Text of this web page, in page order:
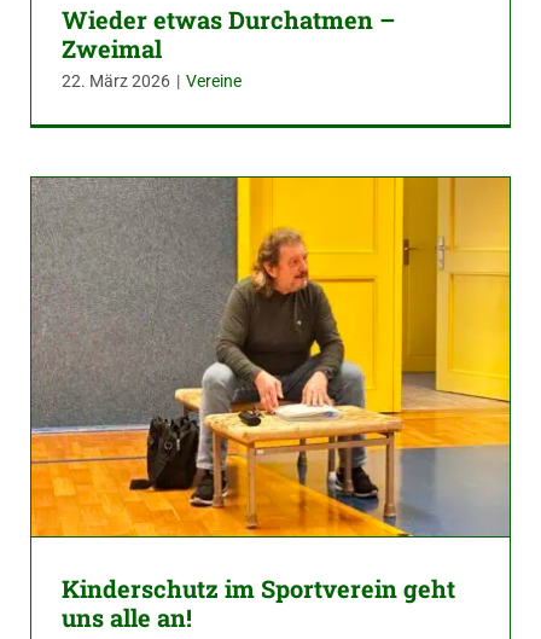
Wieder etwas Durchatmen –
Zweimal
22. März 2026 | Vereine
Kinderschutz im Sportverein geht
uns alle an!